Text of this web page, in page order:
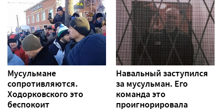
Мусульмане
сопротивляются.
Ходорковского это
беспокоит
Навальный заступился
за мусульман. Его
команда это
проигнорировала